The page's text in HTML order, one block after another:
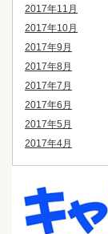
2017年11月
2017年10月
2017年9月
2017年8月
2017年7月
2017年6月
2017年5月
2017年4月